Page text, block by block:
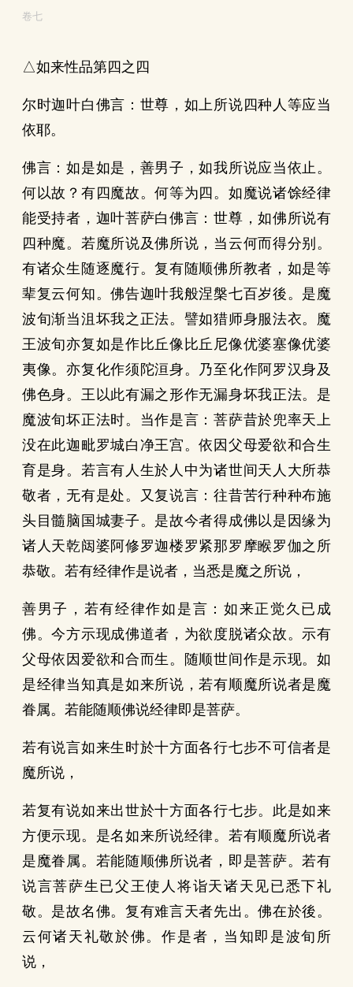
卷七
△如来性品第四之四
尔时迦叶白佛言：世尊，如上所说四种人等应当
依耶。
佛言：如是如是，善男子，如我所说应当依止。
何以故？有四魔故。何等为四。如魔说诸馀经律
能受持者，迦叶菩萨白佛言：世尊，如佛所说有
四种魔。若魔所说及佛所说，当云何而得分别。
有诸众生随逐魔行。复有随顺佛所教者，如是等
辈复云何知。佛告迦叶我般涅槃七百岁後。是魔
波旬渐当沮坏我之正法。譬如猎师身服法衣。魔
王波旬亦复如是作比丘像比丘尼像优婆塞像优婆
夷像。亦复化作须陀洹身。乃至化作阿罗汉身及
佛色身。王以此有漏之形作无漏身坏我正法。是
魔波旬坏正法时。当作是言：菩萨昔於兜率天上
没在此迦毗罗城白净王宫。依因父母爱欲和合生
育是身。若言有人生於人中为诸世间天人大所恭
敬者，无有是处。又复说言：往昔苦行种种布施
头目髓脑国城妻子。是故今者得成佛以是因缘为
诸人天乾闼婆阿修罗迦楼罗紧那罗摩睺罗伽之所
恭敬。若有经律作是说者，当悉是魔之所说，
善男子，若有经律作如是言：如来正觉久已成
佛。今方示现成佛道者，为欲度脱诸众故。示有
父母依因爱欲和合而生。随顺世间作是示现。如
是经律当知真是如来所说，若有顺魔所说者是魔
眷属。若能随顺佛说经律即是菩萨。
若有说言如来生时於十方面各行七步不可信者是
魔所说，
若复有说如来出世於十方面各行七步。此是如来
方便示现。是名如来所说经律。若有顺魔所说者
是魔眷属。若能随顺佛所说者，即是菩萨。若有
说言菩萨生已父王使人将诣天诸天见已悉下礼
敬。是故名佛。复有难言天者先出。佛在於後。
云何诸天礼敬於佛。作是者，当知即是波旬所
说，